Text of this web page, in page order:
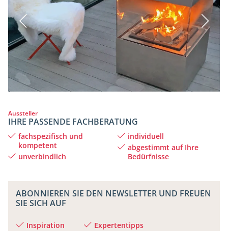
Aussteller
IHRE PASSENDE FACHBERATUNG
fachspezifisch und
kompetent
unverbindlich
individuell
abgestimmt auf Ihre
Bedürfnisse
ABONNIEREN SIE DEN NEWSLETTER UND FREUEN
SIE SICH AUF
Inspiration
Expertentipps